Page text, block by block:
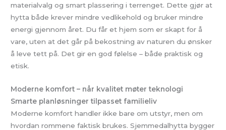
materialvalg og smart plassering i terrenget. Dette gjør at
hytta både krever mindre vedlikehold og bruker mindre
energi gjennom året. Du får et hjem som er skapt for å
vare, uten at det går på bekostning av naturen du ønsker
å leve tett på. Det gir en god følelse – både praktisk og
etisk.
Moderne komfort – når kvalitet møter teknologi
Smarte planløsninger tilpasset familieliv
Moderne komfort handler ikke bare om utstyr, men om
hvordan rommene faktisk brukes. Sjemmedalhytta bygger